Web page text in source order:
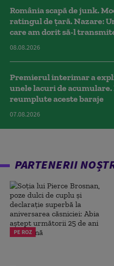
România scapă de junk.
ratingul de țară. Nazare:
care am dorit să-l
08.08.2026
Premierul interimar a
unele lacuri de
reumplute aceste baraje
07.08.2026
PARTENERII
PE ROZ